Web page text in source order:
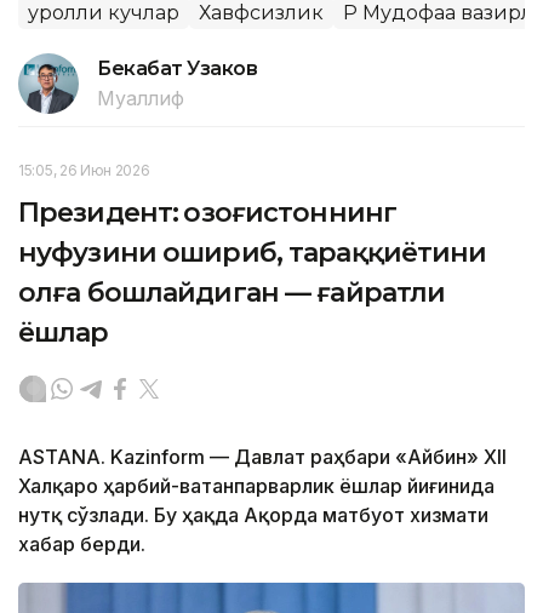
Қуролли кучлар Хавфсизлик ҚР Мудофаа
Бекабат Узаков
Муаллиф
15:05, 26 Июн 2026
Президент: Қозоғистоннинг
нуфузини ошириб, тараққиётини
олға бошлайдиган — ғайратли
ёшлар
ASTANA. Kazinform — Давлат раҳбари «Айбин» XII
Халқаро ҳарбий-ватанпарварлик ёшлар йиғинида
нутқ сўзлади. Бу ҳақда Ақорда матбуот хизмати
хабар берди.